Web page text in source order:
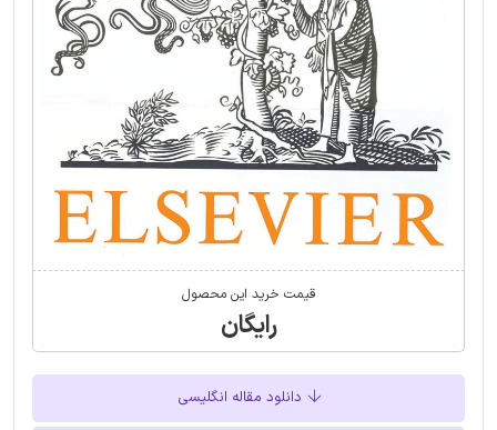
قیمت خرید این محصول
رایگان
دانلود مقاله انگلیسی